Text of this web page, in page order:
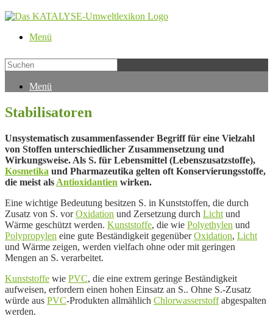
Menü
Menü
Stabilisatoren
Unsystematisch zusammenfassender Begriff für eine Vielzahl
von Stoffen unterschiedlicher Zusammensetzung und
Wirkungsweise. Als S. für Lebensmittel (Lebenszusatzstoffe),
Kosmetika und Pharmazeutika gelten oft Konservierungsstoffe,
die meist als Antioxidantien wirken.
Eine wichtige Bedeutung besitzen S. in Kunststoffen, die durch
Zusatz von S. vorOxidation und Zersetzung durch Licht und
Wärme geschützt werden. Kunststoffe, die wie Polyethylen und
Polypropylen eine gute Beständigkeit gegenüberOxidation, Licht
und Wärme zeigen, werden vielfach ohne oder mit geringen
Mengen an S. verarbeitet.
Kunststoffe wie PVC, die eine extrem geringe Beständigkeit
aufweisen, erfordern einen hohen Einsatz an S.. Ohne S.-Zusatz
würde aus PVC-Produkten allmählich Chlorwasserstoffabgespalten
werden.